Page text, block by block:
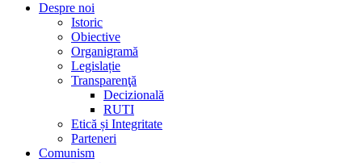
Despre noi
Istoric
Obiective
Organigramă
Legislație
Transparenţă
Decizională
RUTI
Etică și Integritate
Parteneri
Comunism